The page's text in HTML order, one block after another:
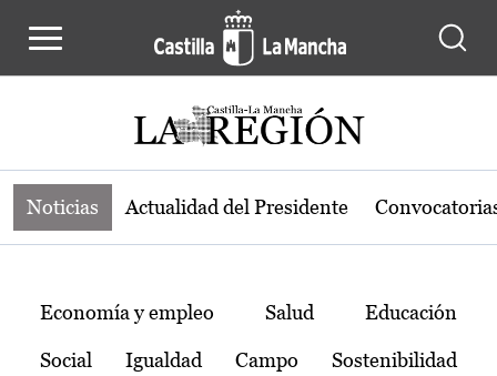
Noticias de la región de Castilla-La
Noticias Actualidad del Presidente
Temas
Economía y empleo Salud Educación
Social Igualdad Campo Sostenibilidad